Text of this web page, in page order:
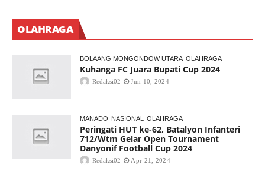
OLAHRAGA
BOLAANG MONGONDOW UTARA OLAHRAGA
Kuhanga FC Juara Bupati Cup 2024
Redaksi02 Jun 10, 2024
MANADO NASIONAL OLAHRAGA
Peringati HUT ke-62, Batalyon Infanteri
712/Wtm Gelar Open Tournament
Danyonif Football Cup 2024
Redaksi02 Apr 21, 2024